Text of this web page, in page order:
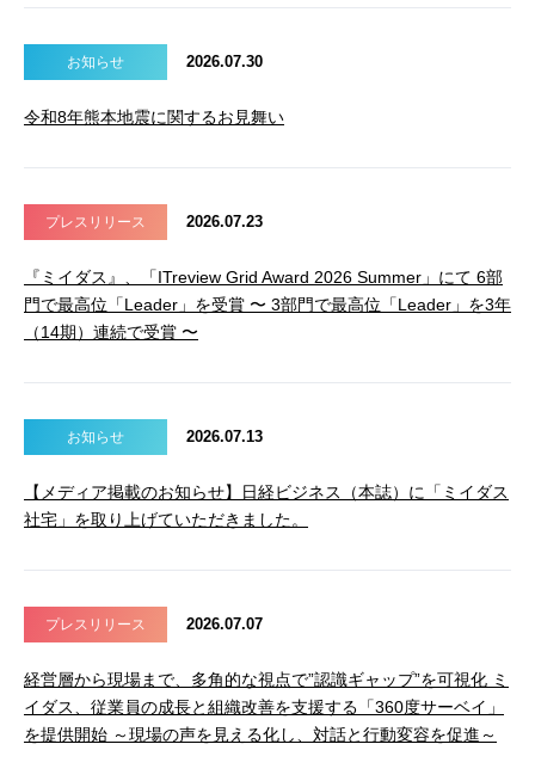
お知らせ 2026.07.30
令和8年熊本地震に関するお見舞い
プレスリリース 2026.07.23
『ミイダス』、「ITreview Grid Award 2026 Summer」にて 6部
門で最高位「Leader」を受賞 〜 3部門で最高位「Leader」を3年
（14期）連続で受賞 〜
お知らせ 2026.07.13
【メディア掲載のお知らせ】日経ビジネス（本誌）に「ミイダス
社宅」を取り上げていただきました。
プレスリリース 2026.07.07
経営層から現場まで、多角的な視点で”認識ギャップ”を可視化 ミ
イダス、従業員の成長と組織改善を支援する「360度サーベイ」
を提供開始 ～現場の声を見える化し、対話と行動変容を促進～